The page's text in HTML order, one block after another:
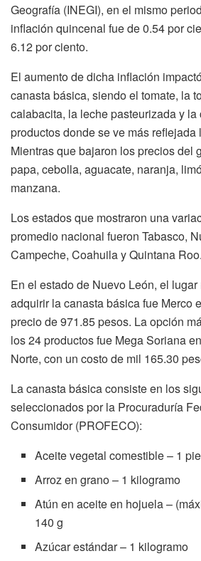
Geografía (INEGI), en el mismo
inflación quincenal fue de 0.54 por
6.12 por ciento.
El aumento de dicha inflación
canasta básica, siendo el tomate, la
calabacita, la leche pasteurizada y la
productos donde se ve más reflejada
Mientras que bajaron los precios del
papa, cebolla, aguacate, naranja,
manzana.
Los estados que mostraron una
promedio nacional fueron Tabasco,
Campeche, Coahuila y Quintana Roo.
En el estado de Nuevo León, el
adquirir la canasta básica fue Merco
precio de 971.85 pesos. La opción
los 24 productos fue Mega Soriana
Norte, con un costo de mil 165.30
La canasta básica consiste en los
seleccionados por la Procuraduría
Consumidor (PROFECO):
Aceite vegetal comestible – 1
Arroz en grano – 1 kilogramo
Atún en aceite en hojuela –
140 g
Azúcar estándar – 1 kilogramo